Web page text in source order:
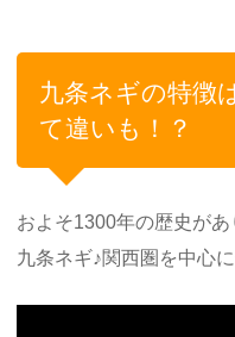
九条ネギの特徴
て違いも！？
およそ1300年の歴史が
九条ネギ♪関西圏を中心